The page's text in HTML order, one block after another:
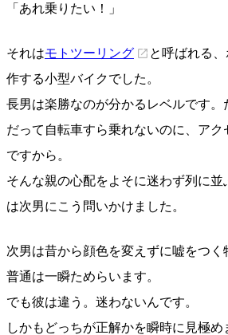
「あれ乗りたい！」
それはモトツーリング
と呼ばれる
作する小型バイクでした。
長男は楽勝なのが分かるレベルです。
だって自転車すら乗れないのに、ア
ですから。
そんな親の心配をよそに迷わず列に
は次男にこう問いかけました。
次男は昔から顔色を変えずに嘘をつく
普通は一瞬ためらいます。
でも彼は違う。迷わないんです。
しかもどっちが正解かを瞬時に見極め